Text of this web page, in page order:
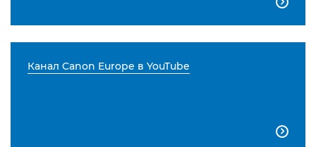

Канал Canon Europe в YouTube
